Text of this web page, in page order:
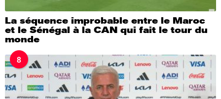
La séquence improbable entre le Maroc
et le Sénégal à la CAN qui fait le tour du
monde
8